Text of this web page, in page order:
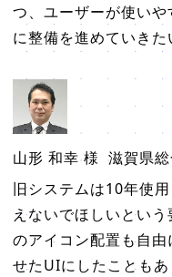
つ、ユーザーが使い
に整備を進めていきた
山形 和幸 様 滋賀県
旧システムは10年使
えないでほしいとい
のアイコン配置も自
せたUIにしたことも